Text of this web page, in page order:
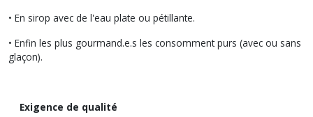
• En sirop avec de l'eau plate ou pétillante.
• Enfin les plus gourmand.e.s les consomment purs (avec ou sans
glaçon).
Exigence de qualité